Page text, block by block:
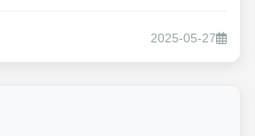
2025-05-27